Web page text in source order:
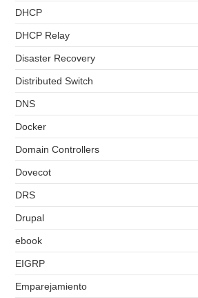
DHCP
DHCP Relay
Disaster Recovery
Distributed Switch
DNS
Docker
Domain Controllers
Dovecot
DRS
Drupal
ebook
EIGRP
Emparejamiento